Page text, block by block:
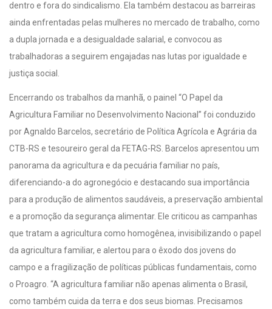
dentro e fora do sindicalismo. Ela também destacou as barreiras
ainda enfrentadas pelas mulheres no mercado de trabalho, como
a dupla jornada e a desigualdade salarial, e convocou as
trabalhadoras a seguirem engajadas nas lutas por igualdade e
justiça social.
Encerrando os trabalhos da manhã, o painel “O Papel da
Agricultura Familiar no Desenvolvimento Nacional” foi conduzido
por Agnaldo Barcelos, secretário de Política Agrícola e Agrária da
CTB-RS e tesoureiro geral da FETAG-RS. Barcelos apresentou um
panorama da agricultura e da pecuária familiar no país,
diferenciando-a do agronegócio e destacando sua importância
para a produção de alimentos saudáveis, a preservação ambiental
e a promoção da segurança alimentar. Ele criticou as campanhas
que tratam a agricultura como homogênea, invisibilizando o papel
da agricultura familiar, e alertou para o êxodo dos jovens do
campo e a fragilização de políticas públicas fundamentais, como
o Proagro. “A agricultura familiar não apenas alimenta o Brasil,
como também cuida da terra e dos seus biomas. Precisamos